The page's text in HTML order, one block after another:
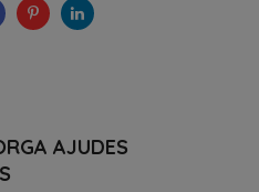
AJUDES